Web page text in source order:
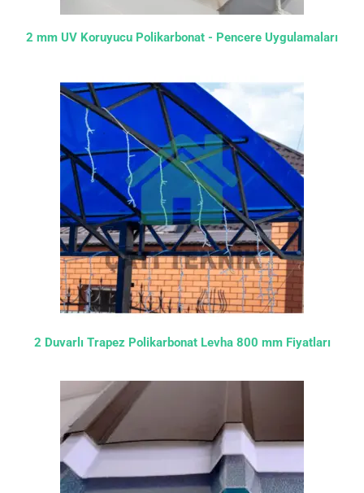
2 mm UV Koruyucu Polikarbonat - Pencere Uygulamaları
2 Duvarlı Trapez Polikarbonat Levha 800 mm Fiyatları